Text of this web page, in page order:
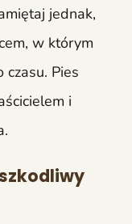
jednak,
w którym
Pies
i